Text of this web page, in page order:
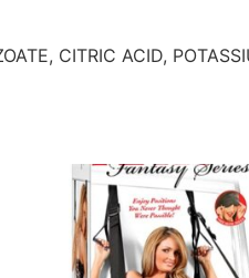
CITRIC ACID,